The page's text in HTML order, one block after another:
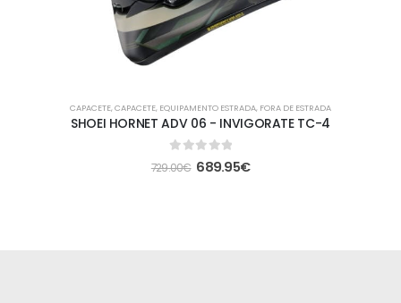
CAPACETE,CAPACETE, EQUIPAMENTO ESTRADA, FORA DE ESTRADA
SHOEI HORNET ADV 06 - INVIGORATE TC-4
out of 5
729.00€ 689.95€